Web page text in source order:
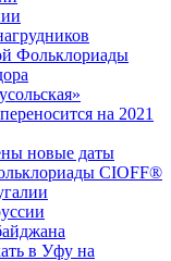
Фольклориады
на 2021
новые даты
CIOFF®
в Уфу на